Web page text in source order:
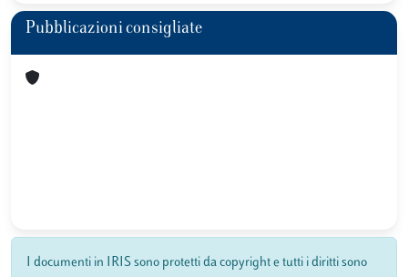
Pubblicazioni consigliate
I documenti in IRIS sono protetti da copyright e tutti i diritti sono